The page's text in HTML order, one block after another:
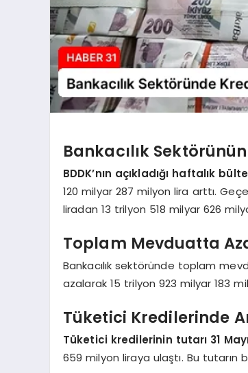
Bankacılık
BDDK’nın açıkladığı haftalık
120 milyar 287 milyon lira arttı.
liradan 13 trilyon 518 milyar 626
Toplam Mevduatta
Bankacılık sektöründe toplam
azalarak 15 trilyon 923 milyar 183
Tüketici Kredilerinde
Tüketici kredilerinin tutarı 31
659 milyon liraya ulaştı. Bu tutarın